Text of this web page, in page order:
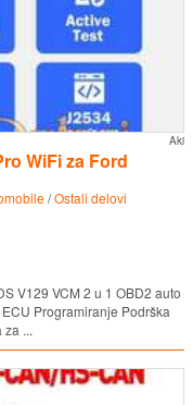
Aki
WiFi za Ford
/Ostali delovi
V129 VCM 2 u 1 OBD2 auto
Programiranje Podrška
...